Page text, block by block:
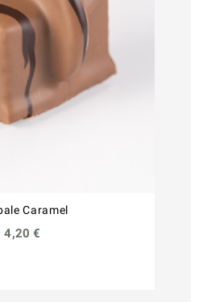
Caramel
4,20 €